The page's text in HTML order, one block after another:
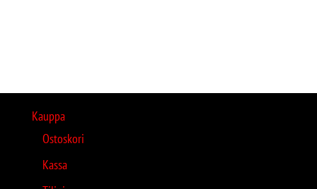
Kauppa
Ostoskori
Kassa